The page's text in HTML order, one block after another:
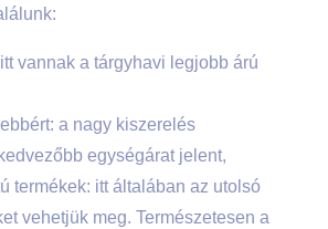
vannak a tárgyhavi legjobb árú
a nagy kiszerelés
egységárat jelent,
termékek: itt általában az utolsó
vehetjük meg. Természetesen a